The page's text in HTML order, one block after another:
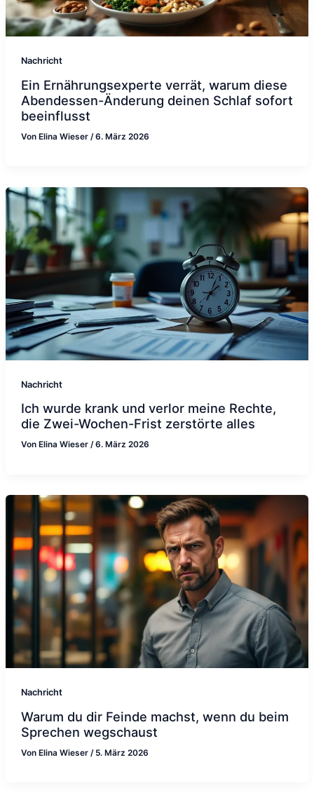
Nachricht
Ein Ernährungsexperte verrät, warum diese
Abendessen-Änderung deinen Schlaf sofort
beeinflusst
Von Elina Wieser /6. März 2026
Nachricht
Ich wurde krank und verlor meine Rechte,
die Zwei-Wochen-Frist zerstörte alles
Von Elina Wieser /6. März 2026
Nachricht
Warum du dir Feinde machst, wenn du beim
Sprechen wegschaust
Von Elina Wieser / 5. März 2026